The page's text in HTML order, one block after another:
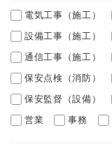
電気工事（施工）
設備工事（施工）
通信工事（施工）
保安点検（消防）
保安監督（設備）
営業
事務